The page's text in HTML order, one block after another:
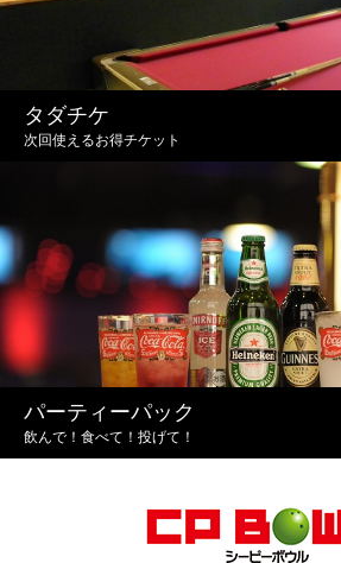
タダチケ
次回使えるお得チケット
パーティーパック
飲んで！食べて！投げて！